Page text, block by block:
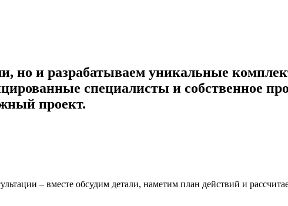
но и разрабатываем уникальные
специалисты и собственное
проект.
– вместе обсудим детали, наметим план действий и